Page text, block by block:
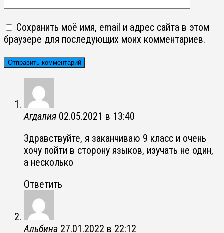
Сохранить моё имя, email и адрес сайта в этом
браузере для последующих моих комментариев.
Агдалия 02.05.2021 в 13:40
Здравствуйте, я заканчиваю 9 класс и очень
хочу пойти в сторону языков, изучать не один,
а несколько
Ответить
Альбина 27.01.2022 в 22:12